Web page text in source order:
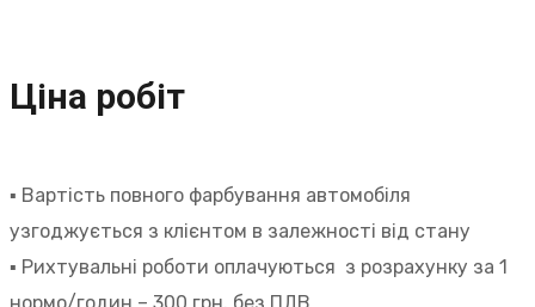
Ціна робіт
▪︎ Вартість повного фарбування автомобіля
узгоджується з клієнтом в залежності від стану
▪︎ Рихтувальні роботи оплачуються з розрахунку за 1